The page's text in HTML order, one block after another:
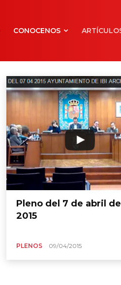
CONOCENOS
Pleno del 7 de abril de
2015
PLENOS 09/04/2015